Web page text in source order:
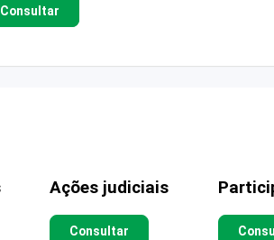
Consultar
Ações judiciais
Consultar